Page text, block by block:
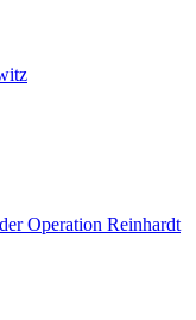
Operation Reinhardt